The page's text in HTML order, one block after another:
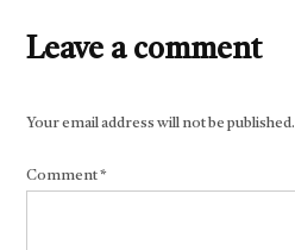
Leave a comment
Your email address will not be published.
Comment*